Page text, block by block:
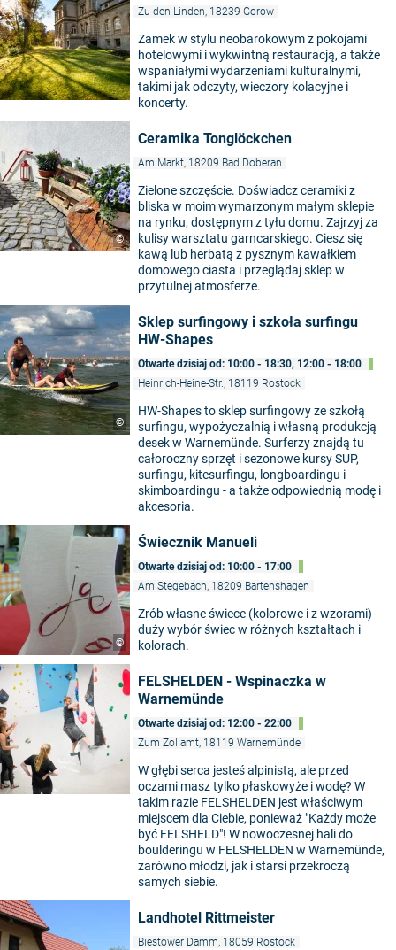
Zu den Linden, 18239 Gorow
Zamek w stylu neobarokowym z pokojami
hotelowymi i wykwintną restauracją, a także
wspaniałymi wydarzeniami kulturalnymi,
takimi jak odczyty, wieczory kolacyjne i
koncerty.
©
Ceramika Tonglöckchen
Am Markt, 18209 Bad Doberan
Zielone szczęście. Doświadcz ceramiki z
bliska w moim wymarzonym małym sklepie
na rynku, dostępnym z tyłu domu. Zajrzyj za
kulisy warsztatu garncarskiego. Ciesz się
kawą lub herbatą z pysznym kawałkiem
domowego ciasta i przeglądaj sklep w
przytulnej atmosferze.
©
Sklep surfingowy i szkoła surfingu
HW-Shapes
Otwarte dzisiaj od: 10:00 - 18:30, 12:00 - 18:00
Heinrich-Heine-Str., 18119 Rostock
HW-Shapes to sklep surfingowy ze szkołą
surfingu, wypożyczalnią i własną produkcją
desek w Warnemünde. Surferzy znajdą tu
całoroczny sprzęt i sezonowe kursy SUP,
surfingu, kitesurfingu, longboardingu i
skimboardingu - a także odpowiednią modę i
akcesoria.
©
Świecznik Manueli
Otwarte dzisiaj od: 10:00 - 17:00
Am Stegebach, 18209 Bartenshagen
Zrób własne świece (kolorowe i z wzorami) -
duży wybór świec w różnych kształtach i
kolorach.
FELSHELDEN - Wspinaczka w
Warnemünde
Otwarte dzisiaj od: 12:00 - 22:00
Zum Zollamt, 18119 Warnemünde
W głębi serca jesteś alpinistą, ale przed
oczami masz tylko płaskowyże i wodę? W
takim razie FELSHELDEN jest właściwym
miejscem dla Ciebie, ponieważ "Każdy może
być FELSHELD"! W nowoczesnej hali do
boulderingu w FELSHELDEN w Warnemünde,
zarówno młodzi, jak i starsi przekroczą
samych siebie.
Landhotel Rittmeister
Biestower Damm, 18059 Rostock